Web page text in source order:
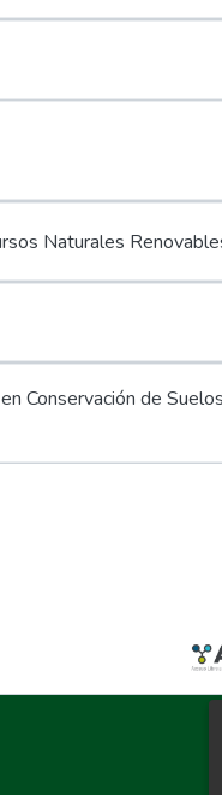
Naturales
Conservación de Suelos